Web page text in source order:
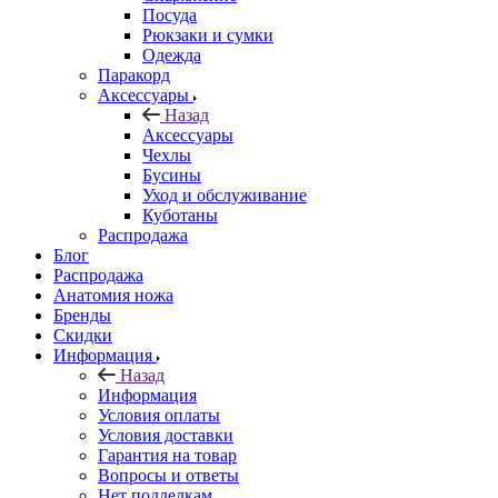
Посуда
Рюкзаки и сумки
Одежда
Паракорд
Аксессуары
Назад
Аксессуары
Чехлы
Бусины
Уход и обслуживание
Куботаны
Распродажа
Блог
Распродажа
Анатомия ножа
Бренды
Скидки
Информация
Назад
Информация
Условия оплаты
Условия доставки
Гарантия на товар
Вопросы и ответы